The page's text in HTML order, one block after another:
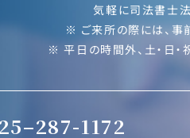
気軽に司法書士
※ ご来所の際には、事
※ 平日の時間外、土・日・
1172